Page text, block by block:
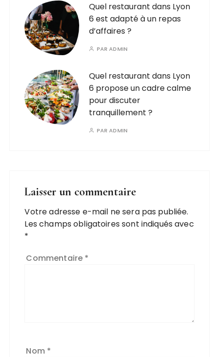
Quel restaurant dans Lyon
6 est adapté à un repas
d’affaires ?
PARADMIN
Quel restaurant dans Lyon
6 propose un cadre calme
pour discuter
tranquillement ?
PARADMIN
Laisser un commentaire
Votre adresse e-mail ne sera pas publiée.
Les champs obligatoires sont indiqués avec
*
Commentaire *
Nom *
A
l
t
r